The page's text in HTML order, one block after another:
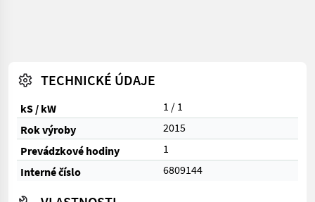
TECHNICKÉ ÚDAJE
kS / kW
1 / 1
Rok výroby
2015
Prevádzkové hodiny
1
Interné číslo
6809144